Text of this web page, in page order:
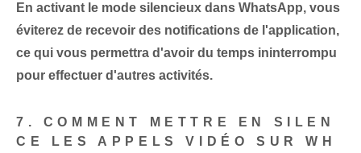
En activant le mode silencieux dans WhatsApp, vous
éviterez de recevoir des notifications de l'application,
ce qui vous permettra d'avoir du temps ininterrompu
pour effectuer d'autres activités.
7. COMMENT METTRE EN SILEN
CE LES APPELS VIDÉO SUR WH